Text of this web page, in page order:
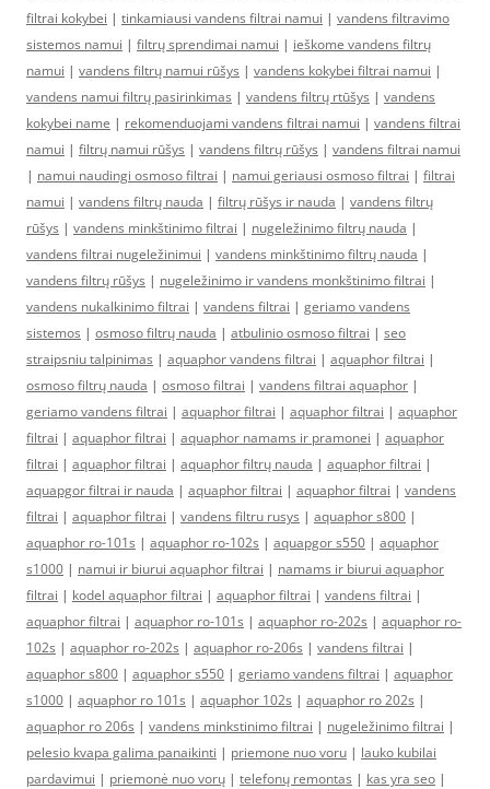
filtrai kokybei | tinkamiausi vandens filtrai namui | vandens filtravimo
sistemos namui | filtrų sprendimai namui | ieškome vandens filtrų
namui | vandens filtrų namui rūšys | vandens kokybei filtrai namui |
vandens namui filtrų pasirinkimas | vandens filtrų rtūšys | vandens
kokybei name | rekomenduojami vandens filtrai namui | vandens filtrai
namui | filtrų namui rūšys | vandens filtrų rūšys | vandens filtrai namui
| namui naudingi osmoso filtrai | namui geriausi osmoso filtrai | filtrai
namui | vandens filtrų nauda | filtrų rūšys ir nauda | vandens filtrų
rūšys | vandens minkštinimo filtrai | nugeležinimo filtrų nauda |
vandens filtrai nugeležinimui | vandens minkštinimo filtrų nauda |
vandens filtrų rūšys | nugeležinimo ir vandens monkštinimo filtrai |
vandens nukalkinimo filtrai | vandens filtrai | geriamo vandens
sistemos | osmoso filtrų nauda | atbulinio osmoso filtrai | seo
straipsniu talpinimas | aquaphor vandens filtrai | aquaphor filtrai |
osmoso filtrų nauda | osmoso filtrai | vandens filtrai aquaphor |
geriamo vandens filtrai | aquaphor filtrai | aquaphor filtrai | aquaphor
filtrai | aquaphor filtrai | aquaphor namams ir pramonei | aquaphor
filtrai | aquaphor filtrai | aquaphor filtrų nauda | aquaphor filtrai |
aquapgor filtrai ir nauda | aquaphor filtrai | aquaphor filtrai | vandens
filtrai | aquaphor filtrai | vandens filtru rusys | aquaphor s800 |
aquaphor ro-101s | aquaphor ro-102s | aquapgor s550 | aquaphor
s1000 | namui ir biurui aquaphor filtrai | namams ir biurui aquaphor
filtrai | kodel aquaphor filtrai | aquaphor filtrai | vandens filtrai |
aquaphor filtrai | aquaphor ro-101s | aquaphor ro-202s | aquaphor ro-
102s | aquaphor ro-202s | aquaphor ro-206s | vandens filtrai |
aquaphor s800 | aquaphor s550 | geriamo vandens filtrai | aquaphor
s1000 | aquaphor ro 101s | aquaphor 102s | aquaphor ro 202s |
aquaphor ro 206s | vandens minkstinimo filtrai | nugeležinimo filtrai |
pelesio kvapa galima panaikinti | priemone nuo voru | lauko kubilai
pardavimui | priemonė nuo vorų | telefonų remontas | kas yra seo |